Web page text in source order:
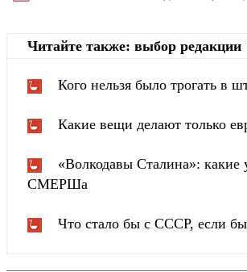
Читайте также: выбор редакции
Кого нельзя было трогать в
Какие вещи делают только
«Волкодавы Сталина»: какие
СМЕРШа
Что стало бы с СССР, если